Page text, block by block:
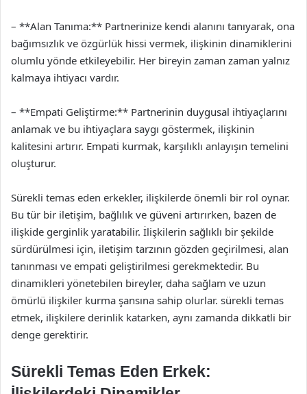
– **Alan Tanıma:** Partnerinize kendi alanını tanıyarak, ona
bağımsızlık ve özgürlük hissi vermek, ilişkinin dinamiklerini
olumlu yönde etkileyebilir. Her bireyin zaman zaman yalnız
kalmaya ihtiyacı vardır.
– **Empati Geliştirme:** Partnerinin duygusal ihtiyaçlarını
anlamak ve bu ihtiyaçlara saygı göstermek, ilişkinin
kalitesini artırır. Empati kurmak, karşılıklı anlayışın temelini
oluşturur.
Sürekli temas eden erkekler, ilişkilerde önemli bir rol oynar.
Bu tür bir iletişim, bağlılık ve güveni artırırken, bazen de
ilişkide gerginlik yaratabilir. İlişkilerin sağlıklı bir şekilde
sürdürülmesi için, iletişim tarzının gözden geçirilmesi, alan
tanınması ve empati geliştirilmesi gerekmektedir. Bu
dinamikleri yönetebilen bireyler, daha sağlam ve uzun
ömürlü ilişkiler kurma şansına sahip olurlar. sürekli temas
etmek, ilişkilere derinlik katarken, aynı zamanda dikkatli bir
denge gerektirir.
Sürekli Temas Eden Erkek: